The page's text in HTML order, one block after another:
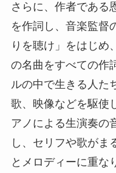
さらに、作者である
を作詞し、音楽監督
りを聴け」をはじめ
の名曲をすべての作
ルの中で生きる人た
歌、映像などを駆使
アノによる生演奏の
し、セリフや歌がま
とメロディーに重な